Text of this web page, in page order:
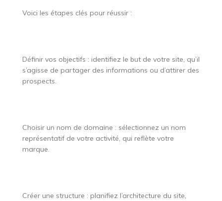
Voici les étapes clés pour réussir :
Définir vos objectifs : identifiez le but de votre site, qu’il
s’agisse de partager des informations ou d’attirer des
prospects.
Choisir un nom de domaine : sélectionnez un nom
représentatif de votre activité, qui reflète votre
marque.
Créer une structure : planifiez l’architecture du site,